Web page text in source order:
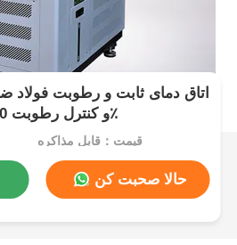
°C تا 150 °C و کنترل رطوبت 20٪ تا 98٪
قیمت：قابل مذاکره
حالا صحبت کن